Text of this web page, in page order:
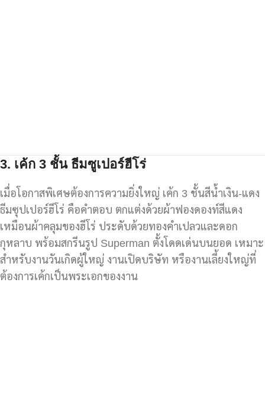
3. เค้ก 3 ชั้น ธีมซูเปอร์ฮีโร่
เมื่อโอกาสพิเศษต้องการความยิ่งใหญ่ เค้ก 3 ชั้นสีน้ำเงิน-แดง
ธีมซุปเปอร์ฮีโร่ คือคำตอบ ตกแต่งด้วยผ้าฟองดองท์สีแดง
เหมือนผ้าคลุมของฮีโร่ ประดับด้วยทองคำเปลวและดอก
กุหลาบ พร้อมสกรีนรูป Superman ตั้งโดดเด่นบนยอด เหมาะ
สำหรับงานวันเกิดผู้ใหญ่ งานเปิดบริษัท หรืองานเลี้ยงใหญ่ที่
ต้องการเค้กเป็นพระเอกของงาน